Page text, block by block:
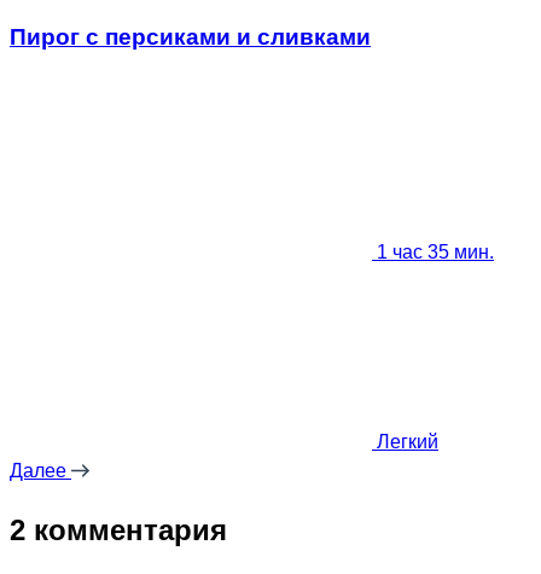
Пирог с персиками и сливками
1 час 35 мин.
Легкий
Далее
2 комментария